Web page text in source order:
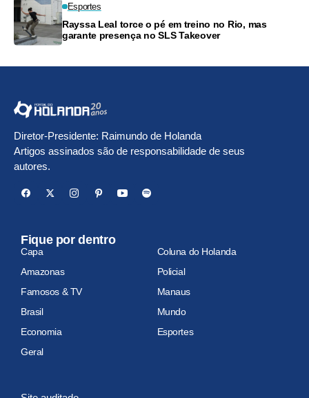
Esportes
Rayssa Leal torce o pé em treino no Rio, mas
garante presença no SLS Takeover
Diretor-Presidente: Raimundo de Holanda
Artigos assinados são de responsabilidade de seus
autores.
Fique por dentro
Capa
Coluna do Holanda
Amazonas
Policial
Famosos & TV
Manaus
Brasil
Mundo
Economia
Esportes
Geral